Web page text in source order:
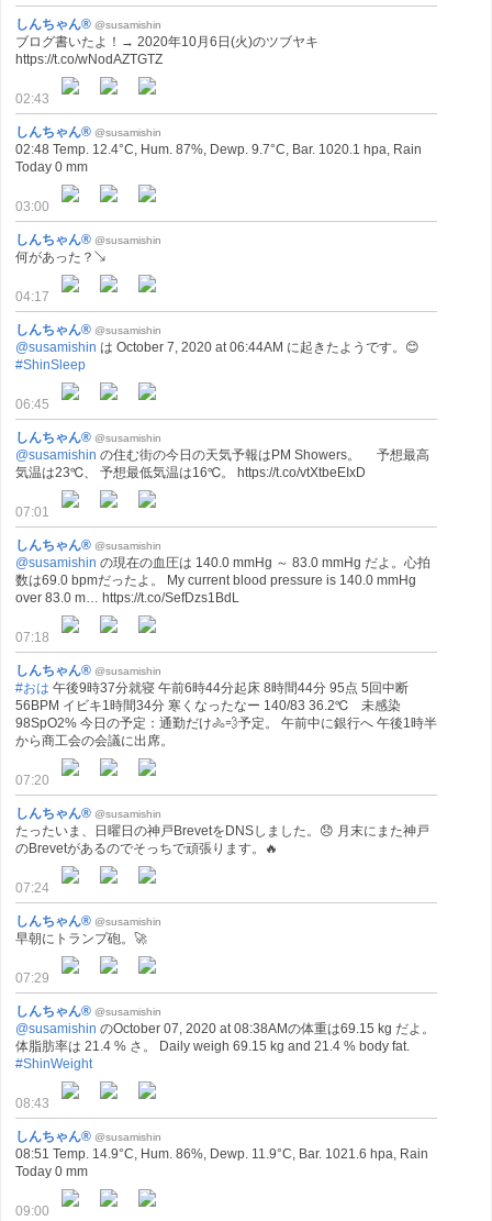
しんちゃん® @susamishin
ブログ書いたよ！→ 2020年10月6日(火)のツブヤキ
https://t.co/wNodAZTGTZ
02:43
しんちゃん® @susamishin
02:48 Temp. 12.4°C, Hum. 87%, Dewp. 9.7°C, Bar. 1020.1 hpa, Rain
Today 0 mm
03:00
しんちゃん® @susamishin
何があった？↘️
04:17
しんちゃん® @susamishin
@susamishin は October 7, 2020 at 06:44AM に起きたようです。😊
#ShinSleep
06:45
しんちゃん® @susamishin
@susamishin の住む街の今日の天気予報はPM Showers。 予想最高
気温は23℃、 予想最低気温は16℃。 https://t.co/vtXtbeEIxD
07:01
しんちゃん® @susamishin
@susamishin の現在の血圧は 140.0 mmHg ～ 83.0 mmHg だよ。心拍
数は69.0 bpmだったよ。 My current blood pressure is 140.0 mmHg
over 83.0 m… https://t.co/SefDzs1BdL
07:18
しんちゃん® @susamishin
#おは 午後9時37分就寝 午前6時44分起床 8時間44分 95点 5回中断
56BPM イビキ1時間34分 寒くなったなー 140/83 36.2℃ 未感染
98SpO2% 今日の予定：通勤だけ🚴💨予定。 午前中に銀行へ 午後1時半
から商工会の会議に出席。
07:20
しんちゃん® @susamishin
たったいま、日曜日の神戸BrevetをDNSしました。😞 月末にまた神戸
のBrevetがあるのでそっちで頑張ります。🔥
07:24
しんちゃん® @susamishin
早朝にトランプ砲。🚀
07:29
しんちゃん® @susamishin
@susamishin のOctober 07, 2020 at 08:38AMの体重は69.15 kg だよ。
体脂肪率は 21.4 % さ。 Daily weigh 69.15 kg and 21.4 % body fat.
#ShinWeight
08:43
しんちゃん® @susamishin
08:51 Temp. 14.9°C, Hum. 86%, Dewp. 11.9°C, Bar. 1021.6 hpa, Rain
Today 0 mm
09:00